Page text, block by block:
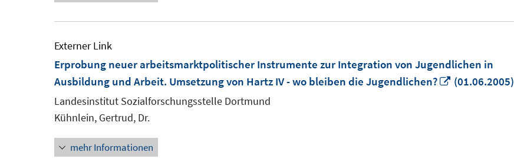
Externer Link
Erprobung neuer arbeitsmarktpolitischer Instrumente zur Integration von Jugendlichen in
Ausbildung und Arbeit. Umsetzung von Hartz IV - wo bleiben die Jugendlichen?
In
(01.06.2005)
Landesinstitut Sozialforschungsstelle Dortmund
Kühnlein, Gertrud, Dr.
mehr Informationen